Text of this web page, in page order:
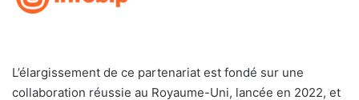
L’élargissement de ce partenariat est fondé sur une
collaboration réussie au Royaume-Uni, lancée en 2022, et